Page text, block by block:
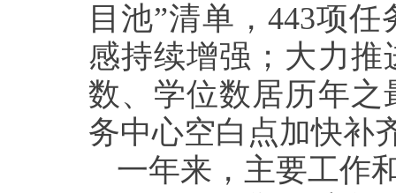
目池”清单，443项
感持续增强；大力
数、学位数居历年
务中心空白点加快补
一年来，主要工作